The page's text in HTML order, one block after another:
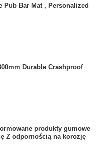
Bar Mat , Personalized
Durable Crashproof
produkty gumowe
Z odpornością na korozję